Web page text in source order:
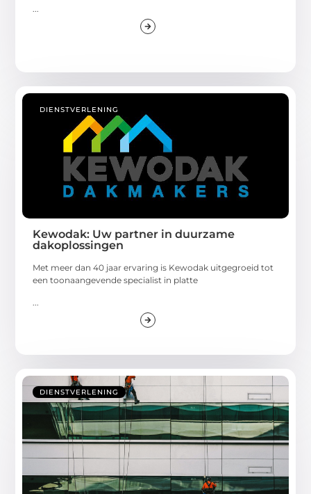
DIENSTVERLENING
Kewodak: Uw partner in duurzame
dakoplossingen
Met meer dan 40 jaar ervaring is Kewodak uitgegroeid tot
een toonaangevende specialist in platte
...
DIENSTVERLENING